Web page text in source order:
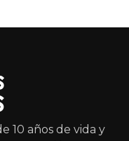
10 años de vida y